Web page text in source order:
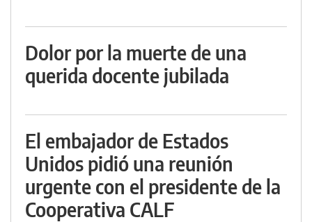
Dolor por la muerte de una
querida docente jubilada
El embajador de Estados
Unidos pidió una reunión
urgente con el presidente de la
Cooperativa CALF